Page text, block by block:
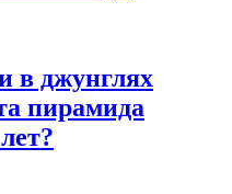
в джунглях
пирамида